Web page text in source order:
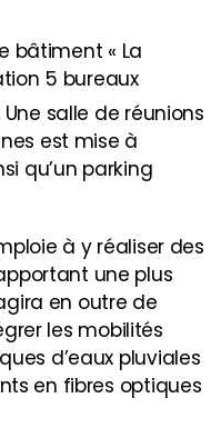
bâtiment « La
5 bureaux
salle de réunions
est mise à
qu’un parking
à y réaliser des
une plus
en outre de
les mobilités
d’eaux pluviales
en fibres optiques